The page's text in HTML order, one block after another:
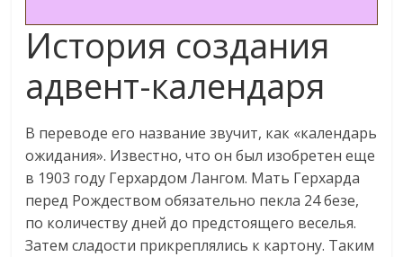
История создания
адвент-календаря
В переводе его название звучит, как «календарь
ожидания». Известно, что он был изобретен еще
в 1903 году Герхардом Лангом. Мать Герхарда
перед Рождеством обязательно пекла 24 безе,
по количеству дней до предстоящего веселья.
Затем сладости прикреплялись к картону. Таким